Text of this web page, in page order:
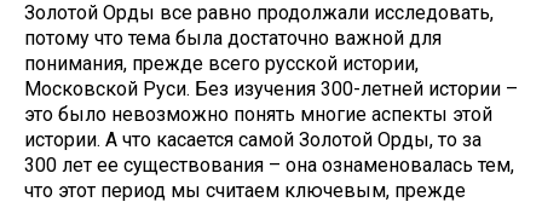
Золотой Орды все равно продолжали исследовать,
потому что тема была достаточно важной для
понимания, прежде всего русской истории,
Московской Руси. Без изучения 300-летней истории –
это было невозможно понять многие аспекты этой
истории. А что касается самой Золотой Орды, то за
300 лет ее существования – она ознаменовалась тем,
что этот период мы считаем ключевым, прежде